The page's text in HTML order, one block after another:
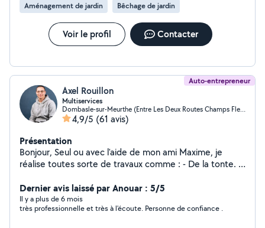
Aménagement de jardin Bêchage de jardin
Voir le profil Contacter
Auto-entrepreneur
Axel Rouillon
Multiservices
Dombasle-sur-Meurthe (Entre Les Deux Routes Champs Fleuris)
4,9/5 (61 avis)
Présentation
Bonjour, Seul ou avec l'aide de mon ami Maxime, je
réalise toutes sorte de travaux comme : - De la tonte. -
taille d'arbuste. - Je peux passer le motoculteur - Je
réalise aussi l'évacuation des vos encombrants et
déchets vert. - Je réalise aussi la pose de grillages. - Je
Dernier avis laissé par Anouar : 5/5
Il y a plus de 6 mois
très professionnelle et très à l'écoute. Personne de confiance .